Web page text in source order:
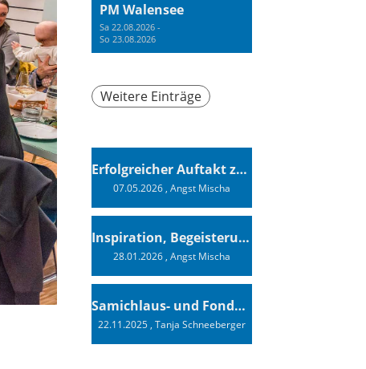
PM Walensee
Sa 22.08.2026 -
So 23.08.2026
Weitere Einträge
Erfolgreicher Auftakt zur Swiss Sailing Challenge League 2026
07.05.2026, Angst Mischa
Inspiration, Begeisterung - Ein Vortrag von Vendée-Globe-Finisher Oliver Heer
28.01.2026, Angst Mischa
Samichlaus- und Fonduabend
22.11.2025, Tanja Schneeberger